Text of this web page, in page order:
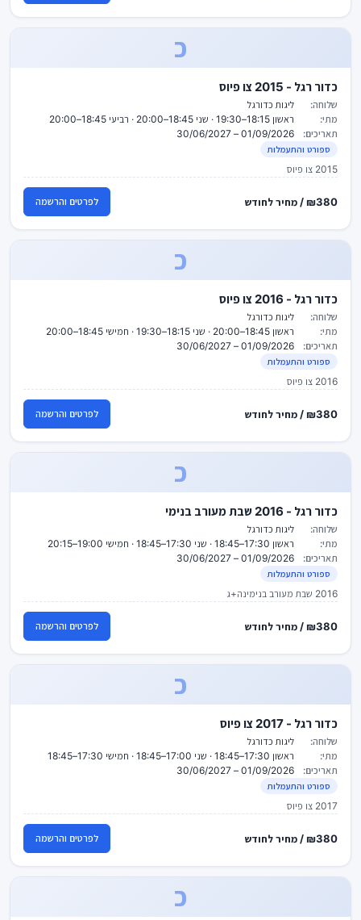
כ
כדור רגל - 2015 צו פיוס
שלוחה:
ליגות כדורגל
מתי:
ראשון 18:15–19:30 · שני 18:45–20:00 · רביעי 18:45–20:00
תאריכים:
01/09/2026 – 30/06/2027
ספורט והתעמלות
2015 צו פיוס
₪380 / מחיר לחודש לפרטים והרשמה
כ
כדור רגל - 2016 צו פיוס
שלוחה:
ליגות כדורגל
מתי:
ראשון 18:45–20:00 · שני 18:15–19:30 · חמישי 18:45–20:00
תאריכים:
01/09/2026 – 30/06/2027
ספורט והתעמלות
2016 צו פיוס
₪380 / מחיר לחודש לפרטים והרשמה
כ
כדור רגל - 2016 שבת מעורב בנימי
שלוחה:
ליגות כדורגל
מתי:
ראשון 17:30–18:45 · שני 17:30–18:45 · חמישי 19:00–20:15
תאריכים:
01/09/2026 – 30/06/2027
ספורט והתעמלות
2016 שבת מעורב בנימינה+ג
₪380 / מחיר לחודש לפרטים והרשמה
כ
כדור רגל - 2017 צו פיוס
שלוחה:
ליגות כדורגל
מתי:
ראשון 17:30–18:45 · שני 17:00–18:45 · חמישי 17:30–18:45
תאריכים:
01/09/2026 – 30/06/2027
ספורט והתעמלות
2017 צו פיוס
₪380 / מחיר לחודש לפרטים והרשמה
כ